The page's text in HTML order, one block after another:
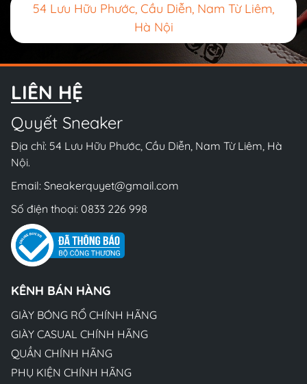
54 Lưu Hữu Phước, Cầu Diễn, Nam Từ Liêm,
Hà Nội
LIÊN HỆ
Quyết Sneaker
Địa chỉ: 54 Lưu Hữu Phước, Cầu Diễn, Nam Từ Liêm, Hà
Nội.
Email: Sneakerquyet@gmail.com
Số điện thoại: 0833 226 998
KÊNH BÁN HÀNG
GIÀY BÓNG RỔ CHÍNH HÃNG
GIÀY CASUAL CHÍNH HÃNG
QUẦN CHÍNH HÃNG
PHỤ KIỆN CHÍNH HÃNG